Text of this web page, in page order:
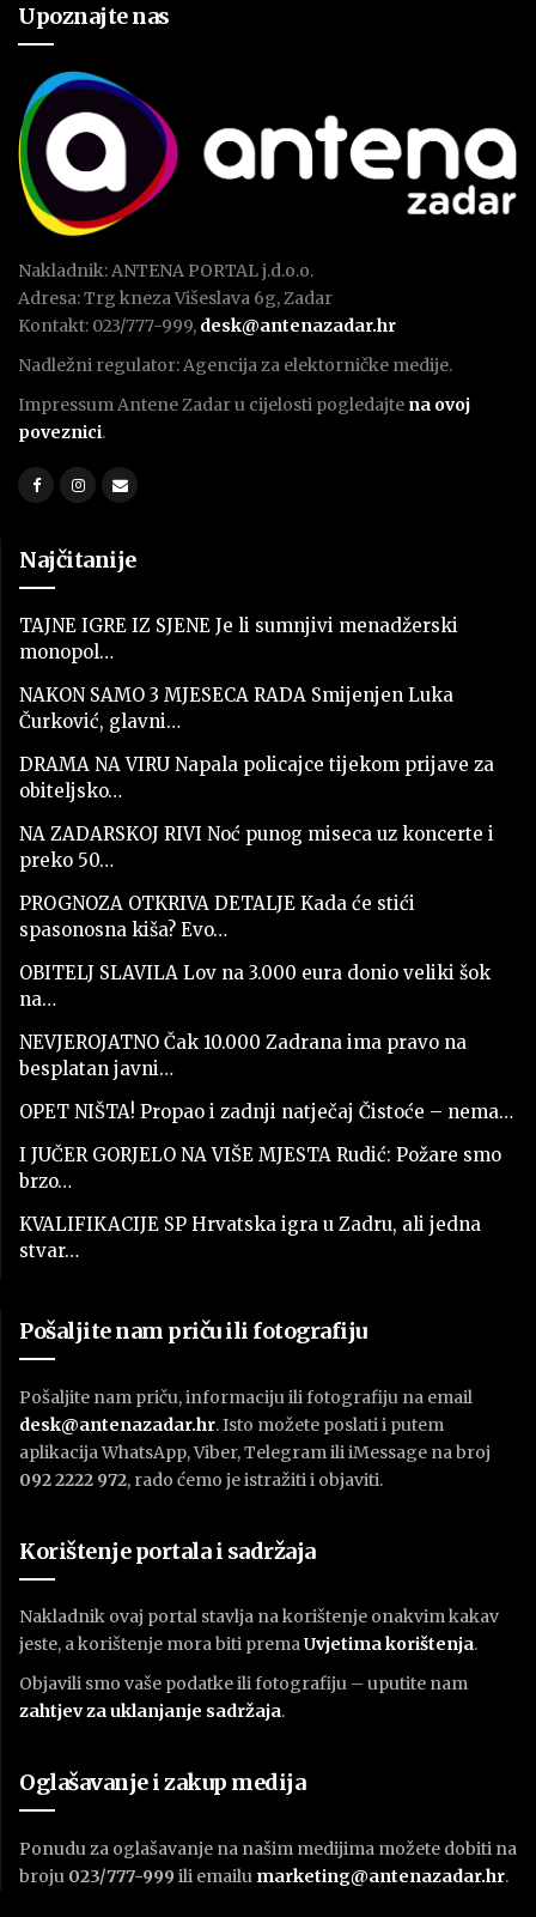
Upoznajte nas
Nakladnik: ANTENA PORTAL j.d.o.o.
Adresa: Trg kneza Višeslava 6g, Zadar
Kontakt: 023/777-999, desk@antenazadar.hr
Nadležni regulator: Agencija za elektorničke medije.
Impressum Antene Zadar u cijelosti pogledajte na ovoj
poveznici.
Najčitanije
TAJNE IGRE IZ SJENE Je li sumnjivi menadžerski
monopol…
NAKON SAMO 3 MJESECA RADA Smijenjen Luka
Čurković, glavni…
DRAMA NA VIRU Napala policajce tijekom prijave za
obiteljsko…
NA ZADARSKOJ RIVI Noć punog miseca uz koncerte i
preko 50…
PROGNOZA OTKRIVA DETALJE Kada će stići
spasonosna kiša? Evo…
OBITELJ SLAVILA Lov na 3.000 eura donio veliki šok
na…
NEVJEROJATNO Čak 10.000 Zadrana ima pravo na
besplatan javni…
OPET NIŠTA! Propao i zadnji natječaj Čistoće – nema…
I JUČER GORJELO NA VIŠE MJESTA Rudić: Požare smo
brzo…
KVALIFIKACIJE SP Hrvatska igra u Zadru, ali jedna
stvar…
Pošaljite nam priču ili fotografiju
Pošaljite nam priču, informaciju ili fotografiju na email
desk@antenazadar.hr. Isto možete poslati i putem
aplikacija WhatsApp, Viber, Telegram ili iMessage na broj
092 2222 972, rado ćemo je istražiti i objaviti.
Korištenje portala i sadržaja
Nakladnik ovaj portal stavlja na korištenje onakvim kakav
jeste, a korištenje mora biti premaUvjetima korištenja.
Objavili smo vaše podatke ili fotografiju – uputite nam
zahtjev za uklanjanje sadržaja.
Oglašavanje i zakup medija
Ponudu za oglašavanje na našim medijima možete dobiti na
broju 023/777-999 ili emailu marketing@antenazadar.hr.